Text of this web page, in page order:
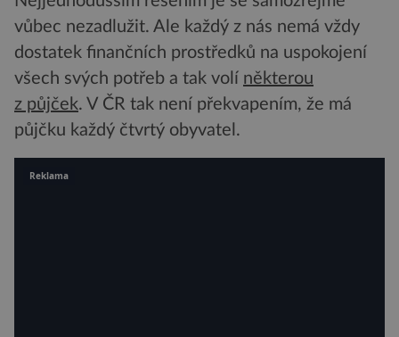
vůbec nezadlužit. Ale každý z nás nemá vždy
dostatek finančních prostředků na uspokojení
všech svých potřeb a tak volí některou
z půjček. V ČR tak není překvapením, že má
půjčku každý čtvrtý obyvatel.
Reklama